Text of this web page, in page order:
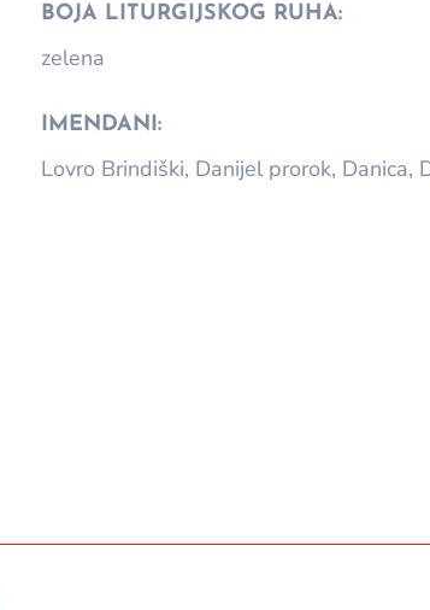
BOJA LITURGIJSKOG RUHA:
zelena
IMENDANI:
Lovro Brindiški, Danijel prorok, Danica,